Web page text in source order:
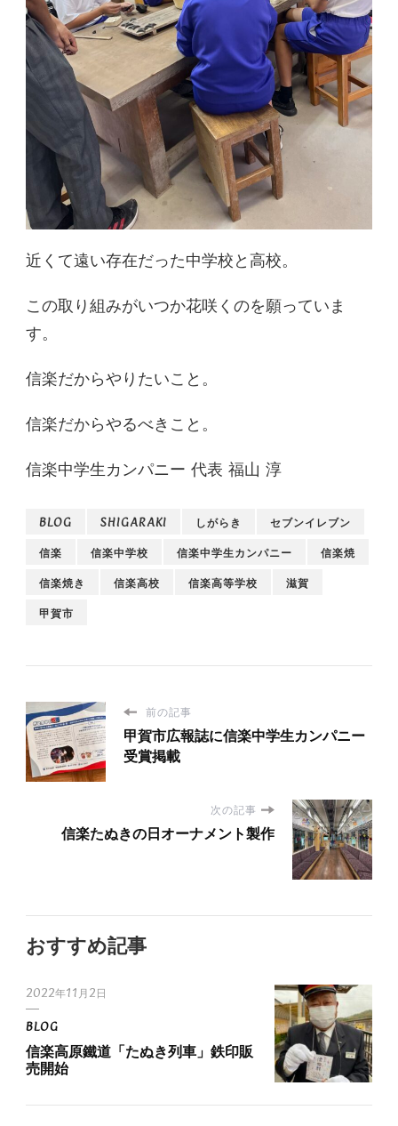
近くて遠い存在だった中学校と高校。
この取り組みがいつか花咲くのを願っていま
す。
信楽だからやりたいこと。
信楽だからやるべきこと。
信楽中学生カンパニー 代表 福山 淳
BLOG SHIGARAKI しがらき
セブンイレブン
信楽
信楽中学校 信楽中学生カンパニー
信楽焼
信楽焼き
信楽高校 信楽高等学校
滋賀
甲賀市
前の記事
甲賀市広報誌に信楽中学生カンパニー
受賞掲載
次の記事
信楽たぬきの日オーナメント製作
おすすめ記事
2022年11月2日
BLOG
信楽高原鐵道「たぬき列車」鉄印販
売開始